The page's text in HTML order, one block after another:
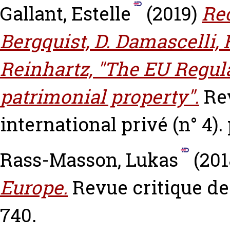
Gallant, Estelle
(2019)
Bergquist, D. Damascelli,
Reinhartz, "The EU
patrimonial property".
international privé (n° 4).
Rass-Masson, Lukas
Europe. Revue critique
740.